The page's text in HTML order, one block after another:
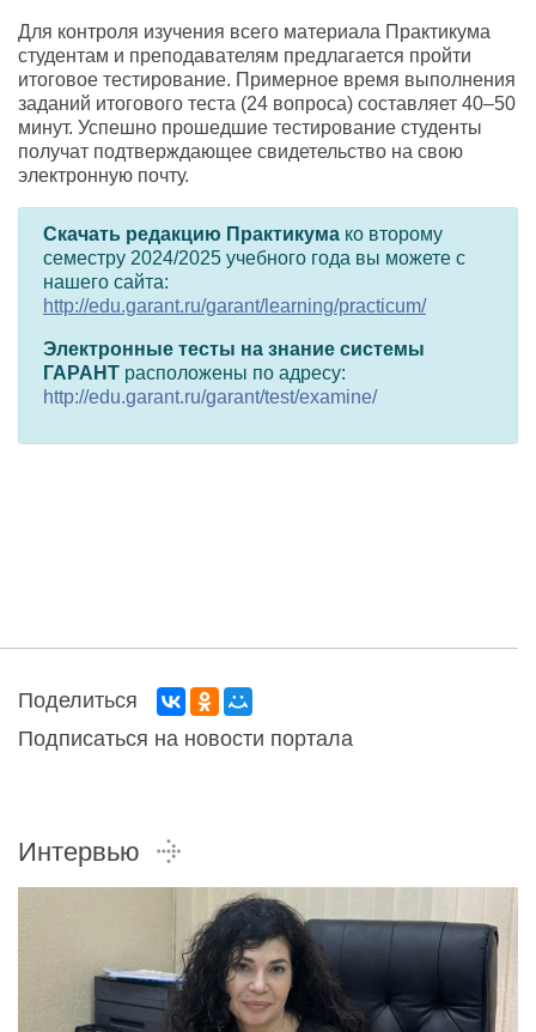
Для контроля изучения всего материала Практикума
студентам и преподавателям предлагается пройти
итоговое тестирование. Примерное время выполнения
заданий итогового теста (24 вопроса) составляет 40–50
минут. Успешно прошедшие тестирование студенты
получат подтверждающее свидетельство на свою
электронную почту.
Скачать редакцию Практикума ко второму
семестру 2024/2025 учебного года вы можете с
нашего сайта:
http://edu.garant.ru/garant/learning/practicum/
Электронные тесты на знание системы
ГАРАНТ расположены по адресу:
http://edu.garant.ru/garant/test/examine/
Поделиться
Подписаться на новости портала
Интервью